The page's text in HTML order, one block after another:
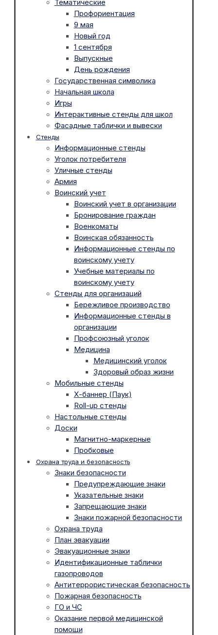
Тематические
Профориентация
9 мая
Новый год
1 сентября
Выпускные
День рождения
Государственная символика
Начальная школа
Игры
Интерактивные стенды для школ
Фасадные таблички и вывески
Стенды
Информационные стенды
Уголок потребителя
Уличные стенды
Армия
Воинский учет
Воинский учет в организации
Бронирование граждан
Военкоматы
Воинская обязанность
Информационные стенды по
воинскому учету
Учебные материалы по
воинскому учету
Стенды для организаций
Бережливое производство
Информационные стенды в
организации
Профсоюзный уголок
Медицина
Медицинский уголок
Здоровый образ жизни
Мобильные стенды
Х-баннер (Паук)
Roll-up стенды
Настольные стенды
Доски
Магнитно-маркерные
Пробковые
Охрана труда и безопасность
Знаки безопасности
Предупреждающие знаки
Указательные знаки
Запрещающие знаки
Знаки пожарной безопасности
Охрана труда
План эвакуации
Эвакуационные знаки
Идентификационные таблички
газопроводов
Антитеррористическая безопасность
Пожарная безопасность
ГО и ЧС
Оказание первой медицинской
помощи